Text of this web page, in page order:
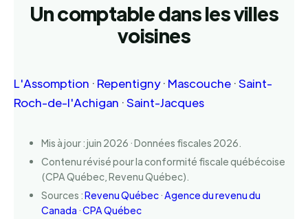
Un comptable dans les villes
voisines
L'Assomption · Repentigny· Mascouche ·Saint-
Roch-de-l'Achigan ·Saint-Jacques
Mis à jour : juin 2026 · Données fiscales 2026.
Contenu révisé pour la conformité fiscale québécoise
(CPA Québec, Revenu Québec).
Sources :Revenu Québec·Agence du revenu du
Canada ·CPA Québec